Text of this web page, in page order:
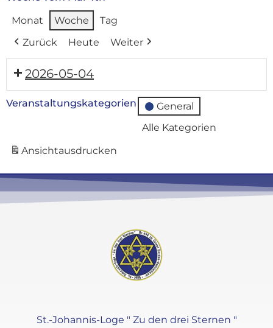
Monat
Woche
Tag
Zurück
Heute Weiter
2026-05-04
Veranstaltungskategorien
General
Alle Kategorien
Ansichtausdrucken
St.-Johannis-Loge " Zu den drei Sternen "